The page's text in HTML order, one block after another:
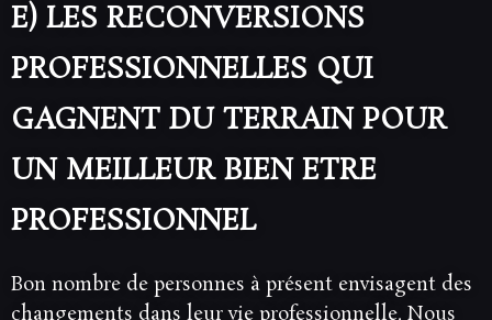
E) LES RECONVERSIONS
PROFESSIONNELLES QUI
GAGNENT DU TERRAIN POUR
UN MEILLEUR BIEN ETRE
PROFESSIONNEL
Bon nombre de personnes à présent envisagent des